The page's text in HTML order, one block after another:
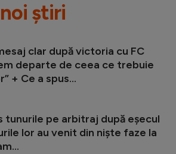
știri
clar după victoria cu FC
departe de ceea ce trebuie
+ Ce a spus...
tunurile pe arbitraj după eșecul
lor au venit din niște faze la